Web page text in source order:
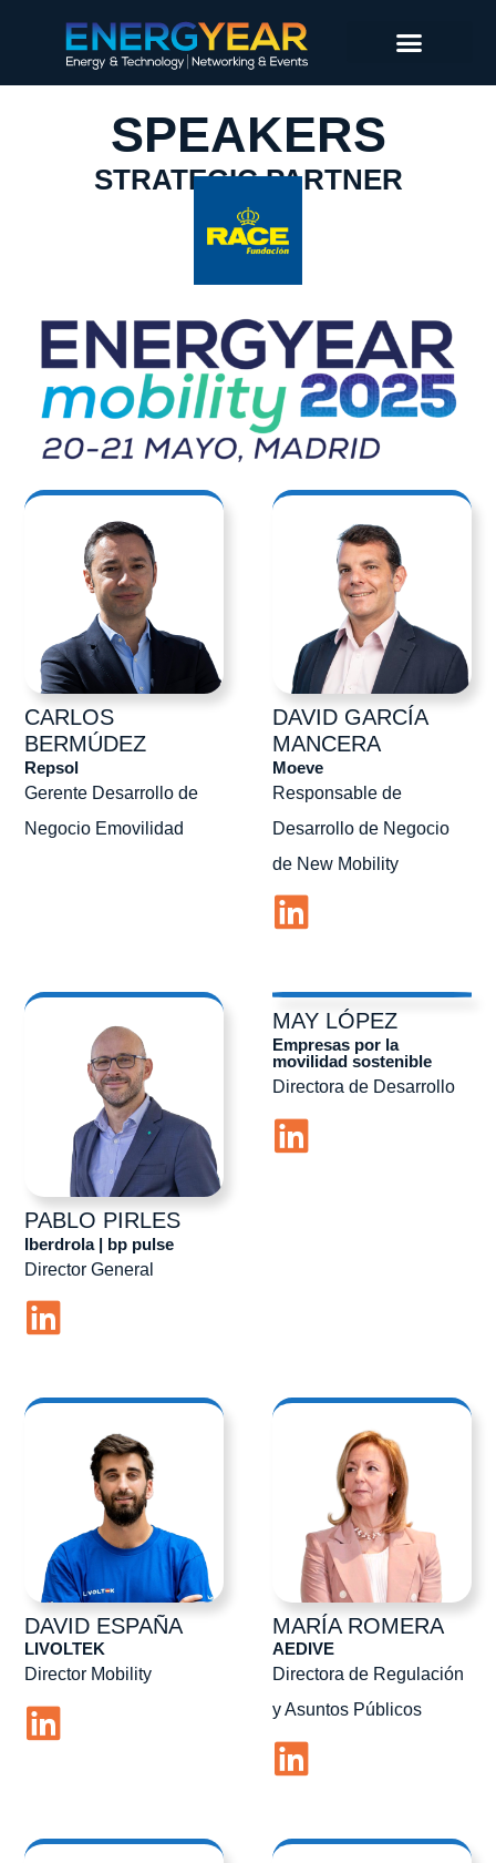
SPEAKERS
STRATEGIC PARTNER
CARLOS
BERMÚDEZ
Gerente Desarrollo de
Negocio Emovilidad
Repsol
DAVID GARCÍA
MANCERA
Responsable de
Desarrollo de Negocio
de New Mobility
Moeve
PABLO PIRLES
Director General
Iberdrola | bp pulse
MAY LÓPEZ
Directora de Desarrollo
Empresas por la
movilidad sostenible
DAVID ESPAÑA
Director Mobility
LIVOLTEK
MARÍAROMERA
Directora de Regulación
y Asuntos Públicos
AEDIVE